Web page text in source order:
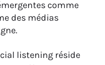
comme
des médias
listening réside